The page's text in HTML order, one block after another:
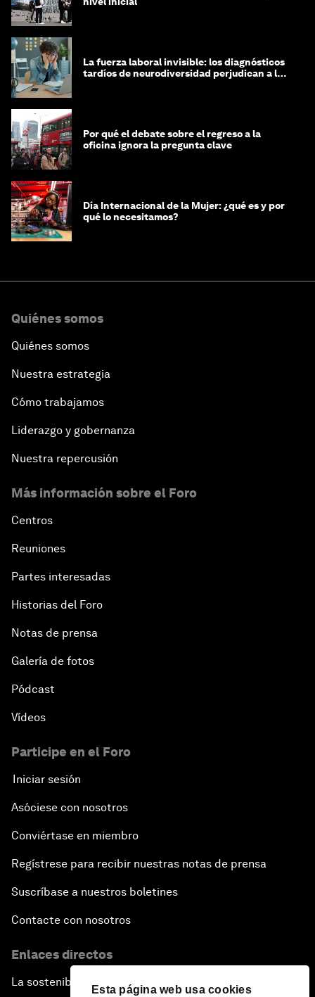
Esta página web usa cookies
La fuerza laboral invisible: los diagnósticos
tardíos de neurodiversidad perjudican a las
Por qué el debate sobre el regreso a la
oficina ignora la pregunta clave
Día Internacional de la Mujer: ¿qué es y por
qué lo necesitamos?
Quiénes somos
Quiénes somos
Nuestra estrategia
Cómo trabajamos
Liderazgo y gobernanza
Nuestra repercusión
Más información sobre el Foro
Centros
Reuniones
Partes interesadas
Historias del Foro
Notas de prensa
Galería de fotos
Pódcast
Vídeos
Participe en el Foro
Iniciar sesión
Asóciese con nosotros
Conviértase en miembro
Regístrese para recibir nuestras notas de prensa
Suscríbase a nuestros boletines
Contacte con nosotros
Enlaces directos
La sostenibilidad en el Foro